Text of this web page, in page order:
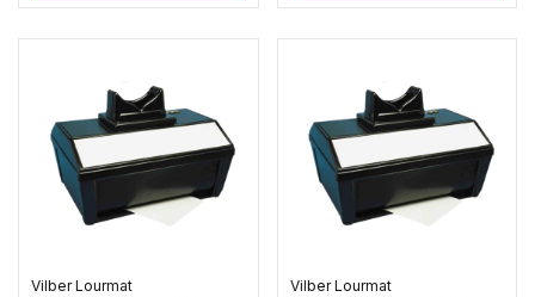
Vilber Lourmat Vilber Lourmat